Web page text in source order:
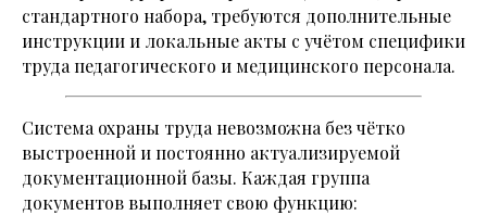
стандартного набора, требуются дополнительные
инструкции и локальные акты с учётом специфики
труда педагогического и медицинского персонала.
Система охраны труда невозможна без чётко
выстроенной и постоянно актуализируемой
документационной базы. Каждая группа
документов выполняет свою функцию: